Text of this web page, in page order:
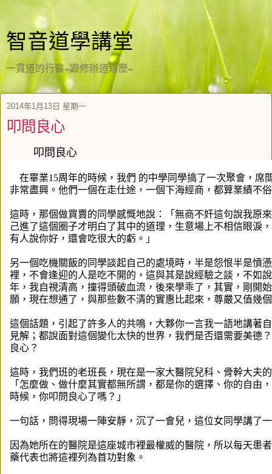
智音道學講堂
一貫道的行醫~跟修辦道經歷~
2014年1月13日 星期一
叩問良心
叩問良心
在畢業15周年的時候，我們 的中學同學搞了一次聚會，席
非常盡興。他們一個在走仕途，一個下海經商，都算業績不
這時，那個做買賣的同學感慨地說：「無商不奸這句說我原
己進了這個圈子才明白了其中的道理，生意場上不相信眼淚
有人說你好，還會吃很大的虧。」
另一個吃機關飯的同學談起自己的處境時，半是怨恨半是憤
裡，不會逢迎的人是吃不開的，這與其是說經驗之談，不如
年，我自視清高，撞得頭破血流，後來學乖了，其實，剛開
願，現在想通了，與那些數不清的實惠比起來，尊嚴又值幾
這個話題，引起了許多人的共鳴，大夥你一言我一語地講著
見解；都說面對這個變化太快的世界，我們是否還需要美德
良心？
這時，我們班的老班長，現在是一家大醫院兒科、骨幹大夫
「怎麼做、做什麼其實都無所謂，都是你的選擇、你的自由
時候，你叩問良心了嗎？」
一句話，問得現場一陣安靜，沉了一會兒，這位女同學講了
因為她所在的醫院是這座城市裡最權威的醫院，所以每天患
藥代表也將這裡列為首功對象。